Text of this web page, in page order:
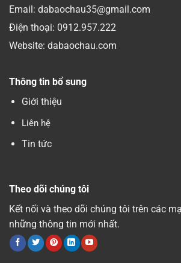
Email: dabaochau35@gmail.com
Điện thoại: 0912.957.222
Website: dabaochau.com
Thông tin bổ sung
Giới thiệu
Liên hệ
Tin tức
Theo dõi chúng tôi
Kết nối và theo dõi chúng tôi trên các
những thông tin mới nhất.